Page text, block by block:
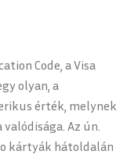
Code, a Visa
olyan, a
érték, melynek
Az ún.
kártyák hátoldalán